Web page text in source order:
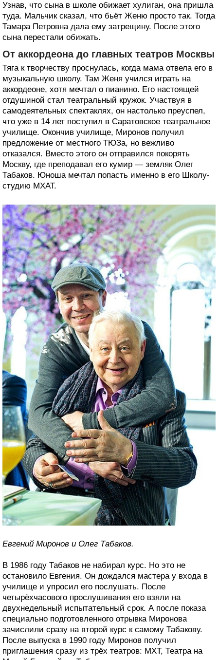
Узнав, что сына в школе обижает хулиган, она пришла
туда. Мальчик сказал, что бьёт Женю просто так. Тогда
Тамара Петровна дала ему затрещину. После этого
сына перестали обижать.
От аккордеона до главных театров Москвы
Тяга к творчеству проснулась, когда мама отвела его в
музыкальную школу. Там Женя учился играть на
аккордеоне, хотя мечтал о пианино. Его настоящей
отдушиной стал театральный кружок. Участвуя в
самодеятельных спектаклях, он настолько преуспел,
что уже в 14 лет поступил в Саратовское театральное
училище. Окончив училище, Миронов получил
предложение от местного ТЮЗа, но вежливо
отказался. Вместо этого он отправился покорять
Москву, где преподавал его кумир — земляк Олег
Табаков. Юноша мечтал попасть именно в его Школу-
студию МХАТ.
Евгений Миронов и Олег Табаков.
В 1986 году Табаков не набирал курс. Но это не
остановило Евгения. Он дождался мастера у входа в
училище и упросил его послушать. После
четырёхчасового прослушивания его взяли на
двухнедельный испытательный срок. А после показа
специально подготовленного отрывка Миронова
зачислили сразу на второй курс к самому Табакову.
После выпуска в 1990 году Миронов получил
приглашения сразу из трёх театров: МХТ, Театра на